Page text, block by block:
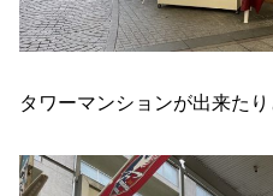
タワーマンションが出来た